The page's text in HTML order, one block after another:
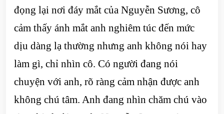
đọng lại nơi đáy mắt của Nguyễn Sương, cô
cảm thấy ánh mắt anh nghiêm túc đến mức
dịu dàng lạ thường nhưng anh không nói hay
làm gì, chỉ nhìn cô. Có người đang nói
chuyện với anh, rõ ràng cảm nhận được anh
không chú tâm. Anh đang nhìn chăm chú vào